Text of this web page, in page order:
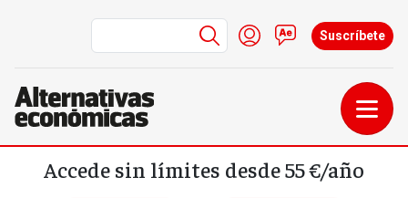
Pasar al contenido principal
Menú de cuenta de
Iniciar sesión
Contacto
Suscríbete
Accede sin límites desde 55 €/año